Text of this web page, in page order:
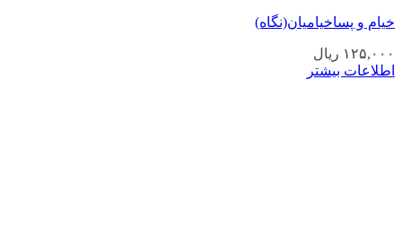
خیام و پساخیامیان(نگاه)
۱۲۵,۰۰۰ ریال
اطلاعات بیشتر